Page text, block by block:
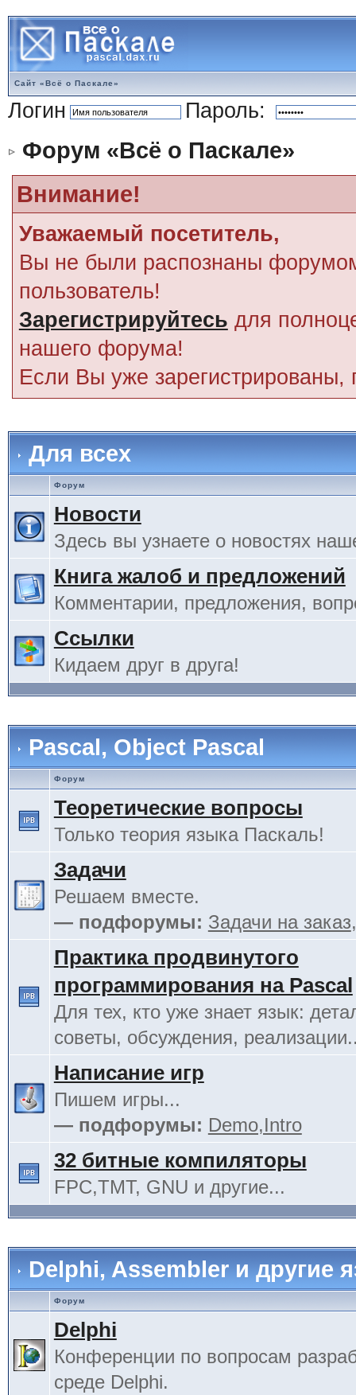
Сайт «Всё о Паскале»
Логин Пароль:
Форум «Всё о Паскале»
Внимание!
Уважаемый посетитель,
Вы не были распознаны
пользователь!
Зарегистрируйтесь для
нашего форума!
Если Вы уже зарегистрированы,
Для всех
Форум
Новости
Здесь вы узнаете о новостях
Книга жалоб и предложений
Комментарии, предложения,
Ссылки
Кидаем друг в друга!
Pascal, Object Pascal
Форум
Теоретические вопросы
Только теория языка Паскаль!
Задачи
Решаем вместе.
— подфорумы: Задачи на заказ
Практика продвинутого
программирования на Pascal
Для тех, кто уже знает язык:
советы, обсуждения,
Написание игр
Пишем игры...
— подфорумы: Demo,Intro
32 битные компиляторы
FPC,TMT, GNU и другие...
Delphi, Assembler и другие
Форум
Delphi
Конференции по вопросам
среде Delphi.